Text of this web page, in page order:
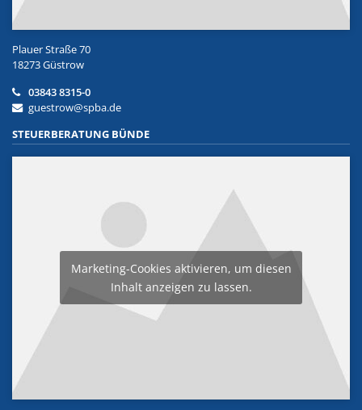
Plauer Straße 70
18273 Güstrow
03843 8315-0
guestrow@spba.de
STEUERBERATUNG BÜNDE
Marketing-Cookies aktivieren, um diesen
Inhalt anzeigen zu lassen.